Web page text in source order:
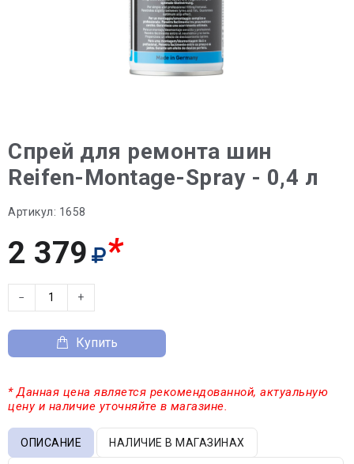
Спрей для ремонта шин
Reifen-Montage-Spray - 0,4 л
Артикул: 1658
2 379 *
− +
Купить
* Данная цена является рекомендованной, актуальную
цену и наличие уточняйте в магазине.
ОПИСАНИЕ НАЛИЧИЕ В МАГАЗИНАХ